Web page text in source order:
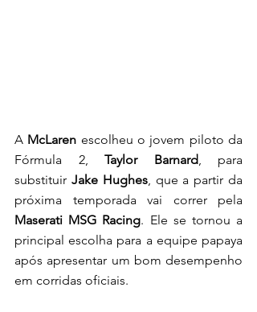
A McLaren escolheu o jovem piloto da
Fórmula 2, Taylor Barnard, para
substituir Jake Hughes, que a partir da
Maserati MSG Racing. Ele se tornou a
principal escolha para a equipe papaya
após apresentar um bom desempenho
em corridas oficiais.